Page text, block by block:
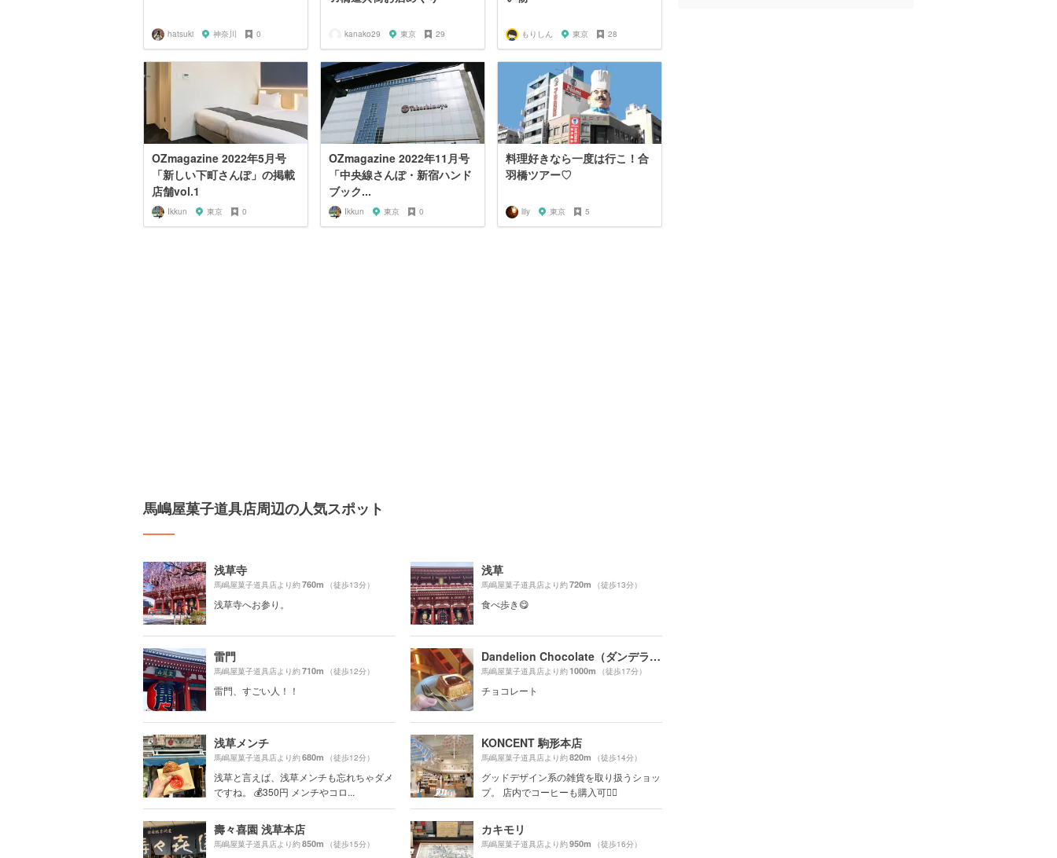
hatsuki 神奈川 0 kanako29 東京 29 もりしん 東京 28
OZmagazine 2022年5月号
「新しい下町さんぽ」の掲載
店舗vol.1
Ikkun 東京 0
OZmagazine 2022年11月号
「中央線さんぽ・新宿ハンド
ブック...
Ikkun 東京 0
料理好きなら一度は行こ！合
羽橋ツアー♡
lily 東京 5
馬嶋屋菓子道具店周辺の人気スポット
浅草寺
馬嶋屋菓子道具店より約760m （徒歩13分）
浅草寺へお参り。
浅草
馬嶋屋菓子道具店より約720m （徒歩13分）
食べ歩き😋
雷門
馬嶋屋菓子道具店より約710m （徒歩12分）
雷門、すごい人！！
Dandelion Chocolate（ダンデライオンチョコレート）
馬嶋屋菓子道具店より約1000m （徒歩17分）
チョコレート
浅草メンチ
馬嶋屋菓子道具店より約680m （徒歩12分）
浅草と言えば、浅草メンチも忘れちゃダメ
ですね。 💰350円 メンチやコロ...
KONCENT 駒形本店
馬嶋屋菓子道具店より約820m （徒歩14分）
グッドデザイン系の雑貨を取り扱うショッ
プ。 店内でコーヒーも購入可🙆‍♀️
壽々喜園 浅草本店
馬嶋屋菓子道具店より約850m （徒歩15分）
カキモリ
馬嶋屋菓子道具店より約950m （徒歩16分）